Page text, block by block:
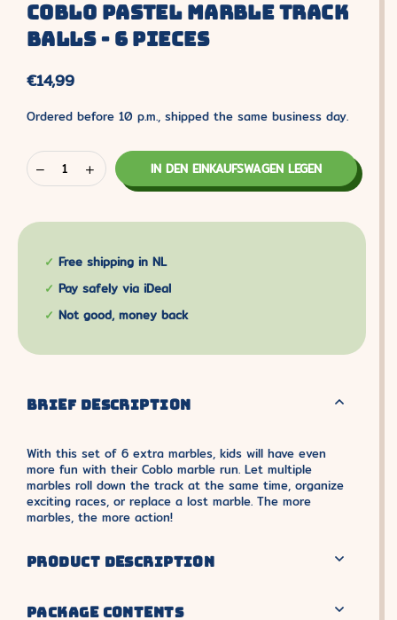
Coblo Pastel Marble Track
Balls - 6 Pieces
Normaler
Preis
€14,99
Ordered before 10 p.m., shipped the same business day.
IN DEN EINKAUFSWAGEN LEGEN
Free shipping in NL
Pay safely via iDeal
Not good, money back
BRIEF DESCRIPTION
With this set of 6 extra marbles, kids will have even
more fun with their Coblo marble run. Let multiple
marbles roll down the track at the same time, organize
exciting races, or replace a lost marble. The more
marbles, the more action!
PRODUCT DESCRIPTION
PACKAGE CONTENTS